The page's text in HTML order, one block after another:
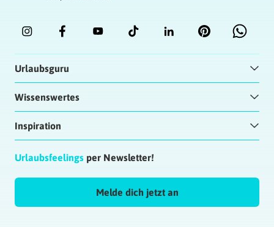
Urlaubsguru
Wissenswertes
Inspiration
Urlaubsfeelings per Newsletter!
Melde dich jetzt an